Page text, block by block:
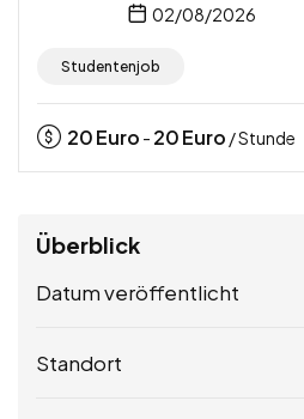
02/08/2026
Studentenjob
20Euro - 20Euro / Stunde
Überblick
Datum veröffentlicht
Standort